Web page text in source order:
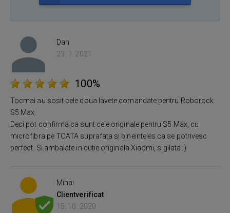
Dan
23. 1. 2021
100%
Tocmai au sosit cele doua lavete comandate pentru Roborock
S5 Max.
Deci pot confirma ca sunt cele originale pentru S5 Max, cu
microfibra pe TOATA suprafata si bineinteles ca se potrivesc
perfect. Si ambalate in cutie originala Xiaomi, sigilata :)
Mihai
Clientverificat
15. 10. 2020